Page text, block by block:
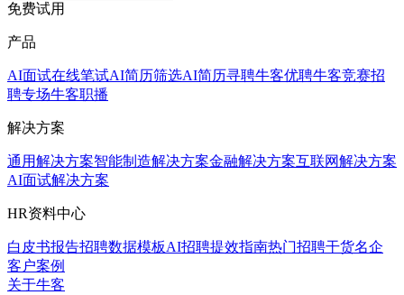
免费试用
产品
AI面试在线笔试AI简历筛选AI简历寻聘牛客优聘牛客竞赛招
聘专场牛客职播
解决方案
通用解决方案智能制造解决方案金融解决方案互联网解决方案
AI面试解决方案
HR资料中心
白皮书报告招聘数据模板AI招聘提效指南热门招聘干货名企
客户案例
关于牛客